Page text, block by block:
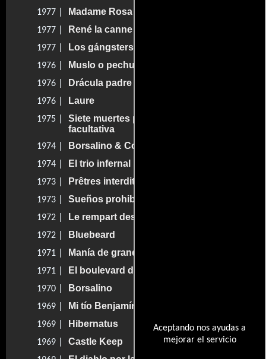
Aceptando nos ayudas a
mejorar el servicio
1977 | Madame Rosa
1977 | René la canne
1977 | Los gángsters
1976 | Muslo o pechuga
1976 | Drácula padre e hijo
1976 | Laure
1975 |
Siete muertes por prescripción
facultativa
1974 | Borsalino & Co.
1974 | El trio infernal
1973 | Prêtres interdits
1973 | Sueños prohibidos
1972 | Le rempart des Béguines
1972 | Bluebeard
1971 | Manía de grandeza
1971 | El boulevard del ron
1970 | Borsalino
1969 | Mi tío Benjamín
1969 | Hibernatus
1969 | Castle Keep